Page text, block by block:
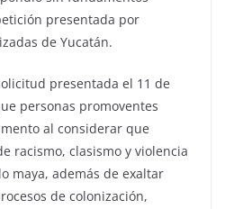
presentada por
de Yucatán.
presentada el 11 de
personas promoventes
al considerar que
racismo, clasismo y violencia
maya, además de exaltar
de colonización,